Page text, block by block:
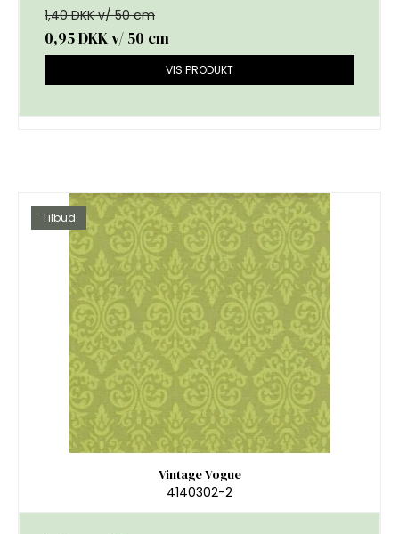
1,40 DKK v/ 50 cm
0,95 DKKv/ 50 cm
VIS PRODUKT
Tilbud
Vintage Vogue
4140302-2